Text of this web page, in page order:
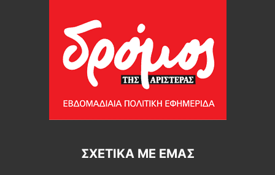
ΣΧΕΤΙΚΆ ΜΕ ΕΜΆΣ